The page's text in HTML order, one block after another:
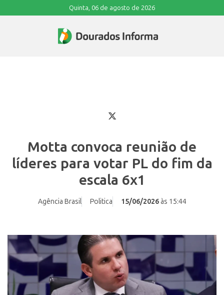
Quinta, 06 de agosto de 2026
Motta convoca reunião de
líderes para votar PL do fim da
escala 6x1
Agência Brasil Politica 15/06/2026às 15:44